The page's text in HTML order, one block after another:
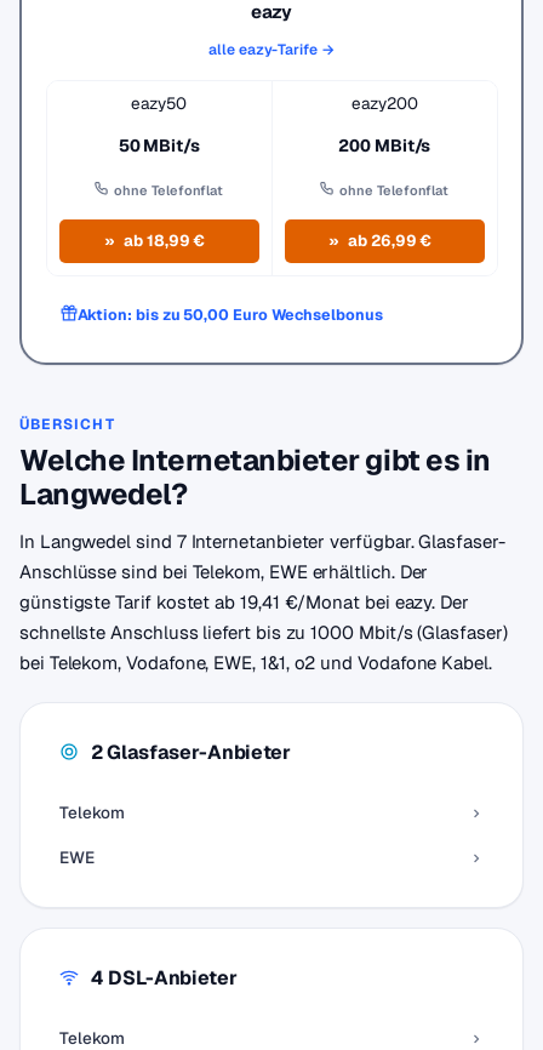
eazy
alle eazy-Tarife →
eazy50
50 MBit/s
ohne Telefonflat
ab 18,99 €
eazy200
200 MBit/s
ohne Telefonflat
ab 26,99 €
Aktion: bis zu 50,00 Euro Wechselbonus
ÜBERSICHT
Welche Internetanbieter gibt es in
Langwedel?
In Langwedel sind 7 Internetanbieter verfügbar. Glasfaser-
Anschlüsse sind bei Telekom, EWE erhältlich. Der
günstigste Tarif kostet ab 19,41 €/Monat bei eazy. Der
schnellste Anschluss liefert bis zu 1000 Mbit/s (Glasfaser)
bei Telekom, Vodafone, EWE, 1&1, o2 und Vodafone Kabel.
2 Glasfaser-Anbieter
Telekom
EWE
4 DSL-Anbieter
Telekom